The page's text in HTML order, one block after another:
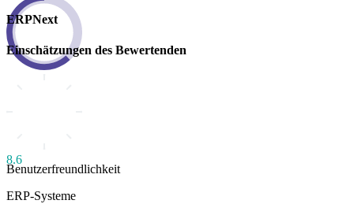
ERPNext
Einschätzungen des Bewertenden
8.6
Benutzerfreundlichkeit
ERP-Systeme